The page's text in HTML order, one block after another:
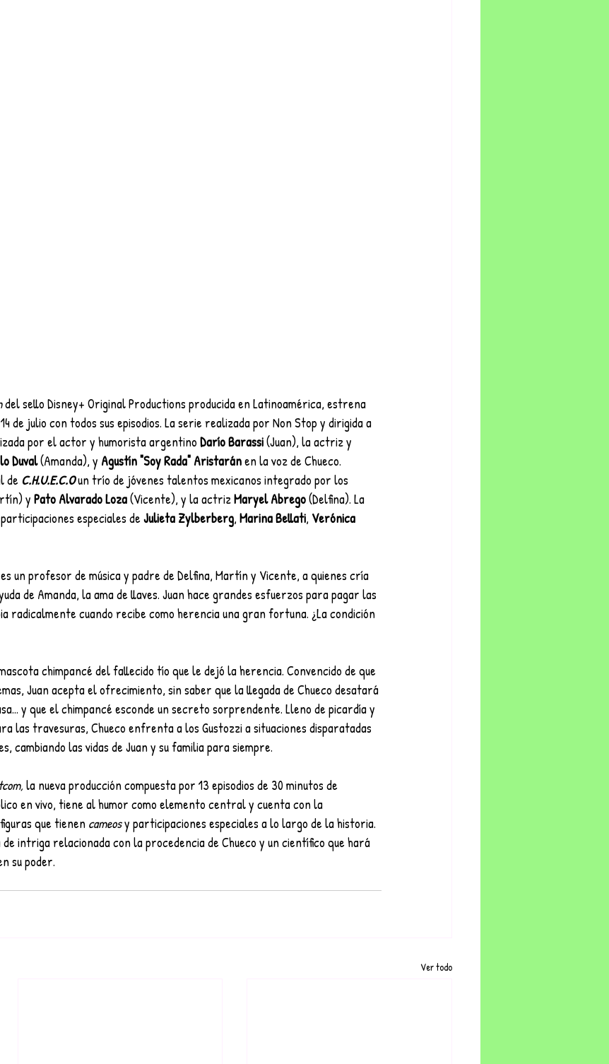
del sello Disney+ Original Productions producida en Latinoamérica, estrena
de julio con todos sus episodios. La serie realizada por Non Stop y dirigida a
por el actor y humorista argentino Darío Barassi (Juan), la actriz y
Duval (Amanda), y Agustín "Soy Rada" Aristarán en la voz de Chueco.
de C.H.U.E.C.O un trío de jóvenes talentos mexicanos integrado por los
y Pato Alvarado Loza (Vicente), y la actriz Maryel Abrego (Delfina). La
especiales de Julieta Zylberberg, Marina Bellati, Verónica
un profesor de música y padre de Delfina, Martín y Vicente, a quienes cría
de Amanda, la ama de llaves. Juan hace grandes esfuerzos para pagar las
radicalmente cuando recibe como herencia una gran fortuna. ¿La condición
chimpancé del fallecido tío que le dejó la herencia. Convencido de que
Juan acepta el ofrecimiento, sin saber que la llegada de Chueco desatará
y que el chimpancé esconde un secreto sorprendente. Lleno de picardía y
las travesuras, Chueco enfrenta a los Gustozzi a situaciones disparatadas
cambiando las vidas de Juan y su familia para siempre.
la nueva producción compuesta por 13 episodios de 30 minutos de
en vivo, tiene al humor como elemento central y cuenta con la
que tienen cameos y participaciones especiales a lo largo de la historia.
intriga relacionada con la procedencia de Chueco y un científico que hará
su poder.
Ver todo